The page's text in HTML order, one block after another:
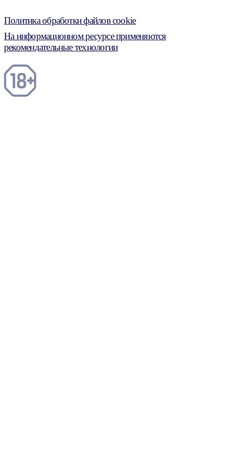
Политика обработки файлов cookie
На информационном ресурсе применяются
рекомендательные технологии